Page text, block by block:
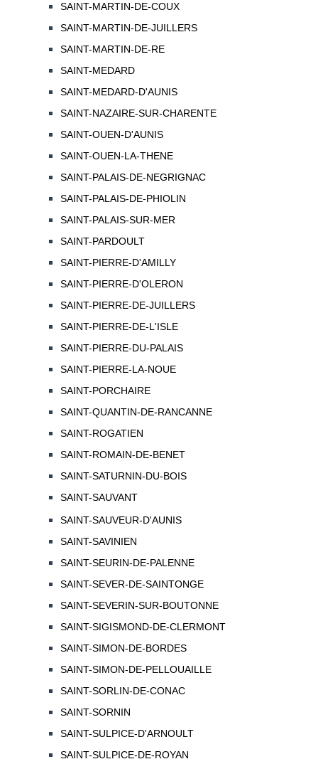
SAINT-MARTIN-DE-COUX
SAINT-MARTIN-DE-JUILLERS
SAINT-MARTIN-DE-RE
SAINT-MEDARD
SAINT-MEDARD-D'AUNIS
SAINT-NAZAIRE-SUR-CHARENTE
SAINT-OUEN-D'AUNIS
SAINT-OUEN-LA-THENE
SAINT-PALAIS-DE-NEGRIGNAC
SAINT-PALAIS-DE-PHIOLIN
SAINT-PALAIS-SUR-MER
SAINT-PARDOULT
SAINT-PIERRE-D'AMILLY
SAINT-PIERRE-D'OLERON
SAINT-PIERRE-DE-JUILLERS
SAINT-PIERRE-DE-L'ISLE
SAINT-PIERRE-DU-PALAIS
SAINT-PIERRE-LA-NOUE
SAINT-PORCHAIRE
SAINT-QUANTIN-DE-RANCANNE
SAINT-ROGATIEN
SAINT-ROMAIN-DE-BENET
SAINT-SATURNIN-DU-BOIS
SAINT-SAUVANT
SAINT-SAUVEUR-D'AUNIS
SAINT-SAVINIEN
SAINT-SEURIN-DE-PALENNE
SAINT-SEVER-DE-SAINTONGE
SAINT-SEVERIN-SUR-BOUTONNE
SAINT-SIGISMOND-DE-CLERMONT
SAINT-SIMON-DE-BORDES
SAINT-SIMON-DE-PELLOUAILLE
SAINT-SORLIN-DE-CONAC
SAINT-SORNIN
SAINT-SULPICE-D'ARNOULT
SAINT-SULPICE-DE-ROYAN